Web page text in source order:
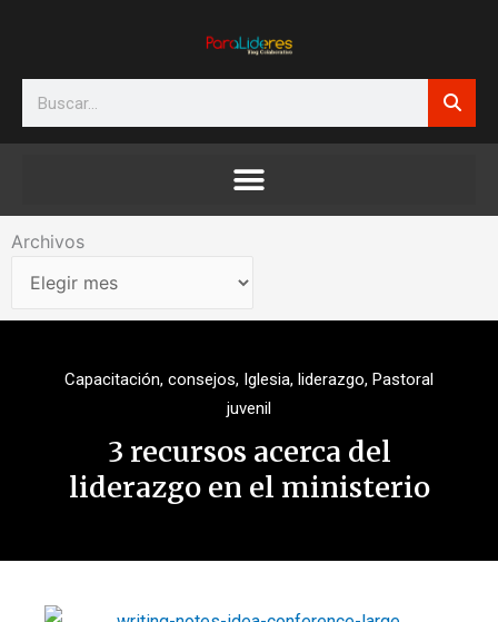
Search
Archivos
Archivos
Capacitación, consejos, Iglesia, liderazgo, Pastoral
juvenil
3 recursos acerca del
liderazgo en el ministerio